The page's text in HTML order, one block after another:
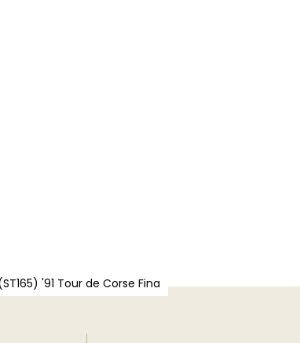
'91 Tour de Corse Fina